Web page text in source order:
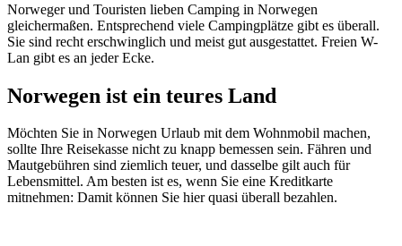
Norweger und Touristen lieben Camping in Norwegen
gleichermaßen. Entsprechend viele Campingplätze gibt es überall.
Sie sind recht erschwinglich und meist gut ausgestattet. Freien W-
Lan gibt es an jeder Ecke.
Norwegen ist ein teures Land
Möchten Sie in Norwegen Urlaub mit dem Wohnmobil machen,
sollte Ihre Reisekasse nicht zu knapp bemessen sein. Fähren und
Mautgebühren sind ziemlich teuer, und dasselbe gilt auch für
Lebensmittel. Am besten ist es, wenn Sie eine Kreditkarte
mitnehmen: Damit können Sie hier quasi überall bezahlen.